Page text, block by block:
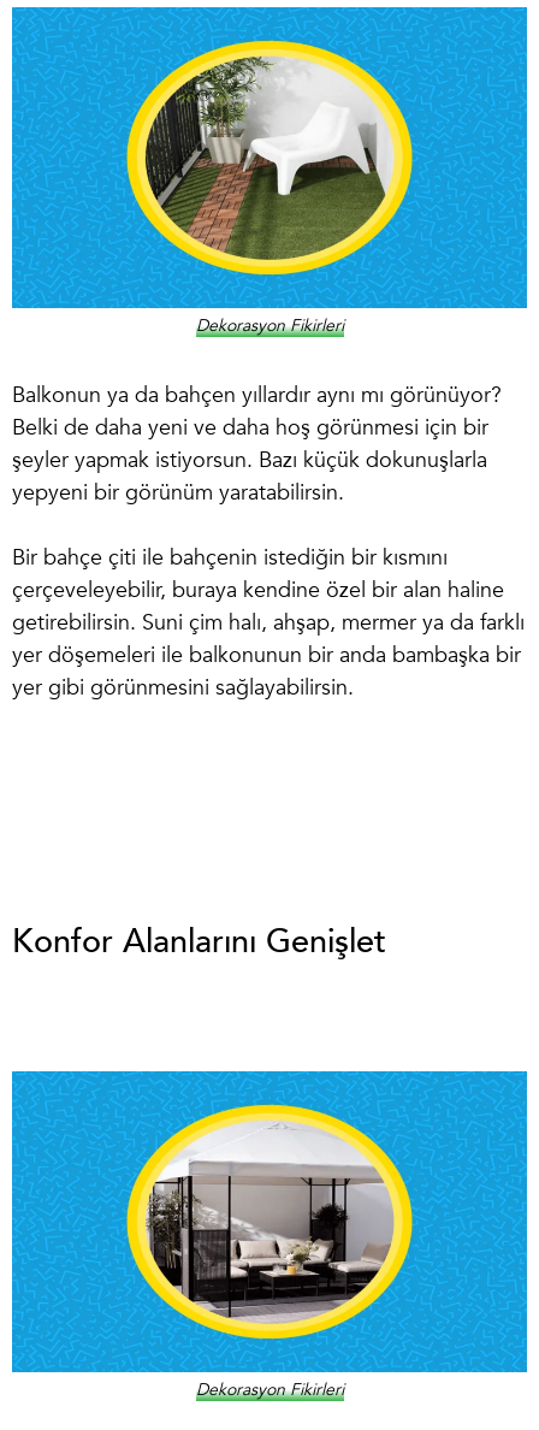
Dekorasyon Fikirleri
Balkonun ya da bahçen yıllardır aynı mı görünüyor?
Belki de daha yeni ve daha hoş görünmesi için bir
şeyler yapmak istiyorsun. Bazı küçük dokunuşlarla
yepyeni bir görünüm yaratabilirsin.
Bir bahçe çiti ile bahçenin istediğin bir kısmını
çerçeveleyebilir, buraya kendine özel bir alan haline
getirebilirsin. Suni çim halı, ahşap, mermer ya da farklı
yer döşemeleri ile balkonunun bir anda bambaşka bir
yer gibi görünmesini sağlayabilirsin.
Konfor Alanlarını Genişlet
Dekorasyon Fikirleri